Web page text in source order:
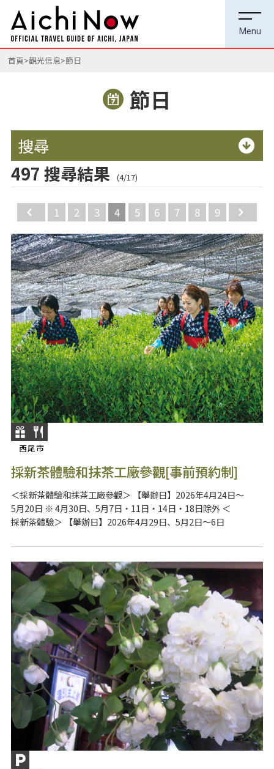
首頁 觀光信息 節日
節日
搜尋
497 搜尋結果 (4/17)
Back
1 2 3 4 5 6 7 8 9
西尾市
採新茶體驗和抹茶工廠參觀[事前預約制]
＜採新茶體驗和抹茶工廠參觀＞ 【舉辦日】2026年4月24日～
5月20日 ※ 4月30日、5月7日・11日・14日・18日除外 ＜
採新茶體驗＞ 【舉辦日】2026年4月29日、5月2日～6日